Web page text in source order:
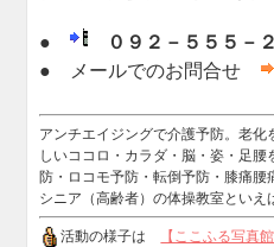
●
０９２－５５５－
● メールでのお問合せ
アンチエイジングで介護予防。老化
しいココロ・カラダ・脳・姿・足
防・ロコモ予防・転倒予防・膝痛腰
シニア（高齢者）の体操教室といえ
活動の様子は 【ここふる写真館